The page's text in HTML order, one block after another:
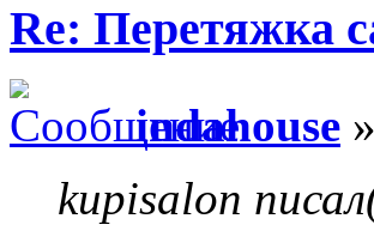
Re: Перетяжка
indahouse
kupisalon